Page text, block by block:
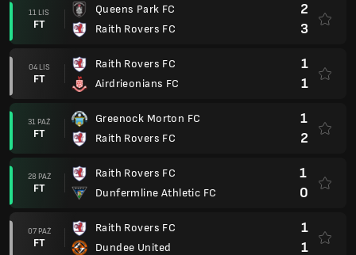
11 LIS
FT
Queens Park FC
Raith Rovers FC
2
3
04 LIS
FT
Raith Rovers FC
Airdrieonians FC
1
1
31 PAŹ
FT
Greenock Morton FC
Raith Rovers FC
1
2
28 PAŹ
FT
Raith Rovers FC
Dunfermline Athletic FC
1
0
07 PAŹ
FT
Raith Rovers FC
Dundee United
1
1